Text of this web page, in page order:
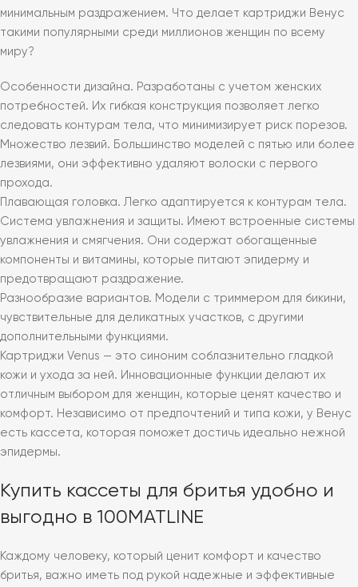
минимальным раздражением. Что делает картриджи Венус
такими популярными среди миллионов женщин по всему
миру?
Особенности дизайна. Разработаны с учетом женских
потребностей. Их гибкая конструкция позволяет легко
следовать контурам тела, что минимизирует риск порезов.
Множество лезвий. Большинство моделей с пятью или более
лезвиями, они эффективно удаляют волоски с первого
прохода.
Плавающая головка. Легко адаптируется к контурам тела.
Система увлажнения и защиты. Имеют встроенные системы
увлажнения и смягчения. Они содержат обогащенные
компоненты и витамины, которые питают эпидерму и
предотвращают раздражение.
Разнообразие вариантов. Модели с триммером для бикини,
чувствительные для деликатных участков, с другими
дополнительными функциями.
Картриджи Venus — это синоним соблазнительно гладкой
кожи и ухода за ней. Инновационные функции делают их
отличным выбором для женщин, которые ценят качество и
комфорт. Независимо от предпочтений и типа кожи, у Венус
есть кассета, которая поможет достичь идеально нежной
эпидермы.
Купить кассеты для бритья удобно и
выгодно в 100MATLINE
Каждому человеку, который ценит комфорт и качество
бритья, важно иметь под рукой надежные и эффективные